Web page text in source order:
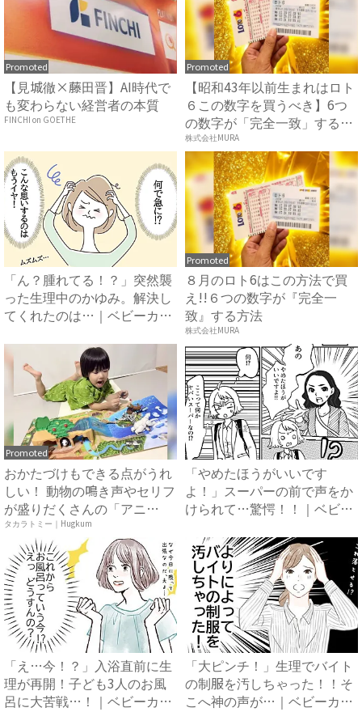
Promoted
【見城徹×藤田晋】AI時代で
も変わらない経営者の本質
FINCHI on GOETHE
Promoted
【昭和43年以前生まれはロト
６この数字を買うべき】6つ
の数字が「完全一致」する
方...
株式会社MURA
「ん？腫れてる！？」突然襲
った生理中のかゆみ。解決し
てくれたのは…｜ベビーカレ
Promoted
８月のロト6はこの方法で買
え!!６つの数字が『完全一
致』する方法
株式会社MURA
Promoted
おかたづけもできる点がうれ
しい！ 動物の鳴き声やセリフ
が盛りだくさんの「アニ
ア ...
タカラトミー｜Hugkum
「やめたほうがいいです
よ！」スーパーの前で声をか
けられて…驚愕！！｜ベビー
「え…今！？」入浴直前に生
理が再開！子ども3人のお風
呂に大苦戦…！｜ベビーカレ
「大ピンチ！」生理でバイト
の制服を汚しちゃった！！そ
こへ神の声が…｜ベビーカレ